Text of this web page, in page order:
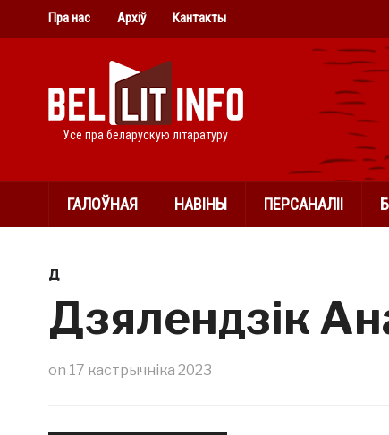
Пра нас Архіў Кантакты
Усё пра беларускую літаратуру
ГАЛОЎНАЯ НАВІНЫ ПЕРСАНАЛІІ
Д
Дзялендзік
on 17 кастрычніка 2023